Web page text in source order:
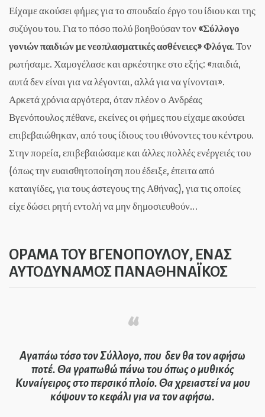
Είχαμε ακούσει φήμες για το σπουδαίο έργο του ίδιου και της
συζύγου του. Για το πόσο πολύ βοηθούσαν τον«Σύλλογο
γονιών παιδιών με νεοπλασματικές ασθένειες» Φλόγα. Τον
ρωτήσαμε. Χαμογέλασε και αρκέστηκε στο εξής: «παιδιά,
αυτά δεν είναι για να λέγονται, αλλά για να γίνονται».
Αρκετά χρόνια αργότερα, όταν πλέον ο Ανδρέας
Βγενόπουλος πέθανε, εκείνες οι φήμες που είχαμε ακούσει
επιβεβαιώθηκαν, από τους ίδιους του ιθύνοντες του κέντρου.
Στην πορεία, επιβεβαιώσαμε και άλλες πολλές ενέργειές του
(όπως την ευαισθητοποίηση που έδειξε, έπειτα από
καταιγίδες, για τους άστεγους της Αθήνας), για τις οποίες
είχε δώσει ρητή εντολή να μην δημοσιευθούν…
ΟΡΑΜΑ ΤΟΥ ΒΓΕΝΟΠΟΥΛΟΥ, ΕΝΑΣ
ΑΥΤΟΔΥΝΑΜΟΣ ΠΑΝΑΘΗΝΑΪΚΟΣ
Αγαπάω τόσο τον Σύλλογο, που δεν θα τον αφήσω
ποτέ. Θα γραπωθώ πάνω του όπως ο μυθικός
Κυναίγειρος στο περσικό πλοίο. Θα χρειαστεί να μου
κόψουν το κεφάλι για να τον αφήσω.